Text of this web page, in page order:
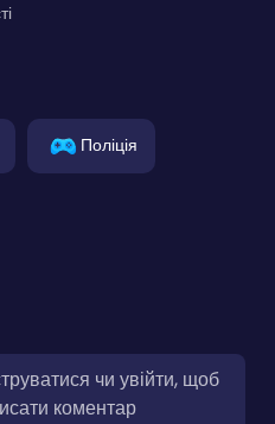
Поліція
чи увійти, щоб
коментар